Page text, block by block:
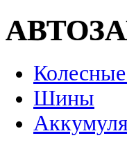
Шины